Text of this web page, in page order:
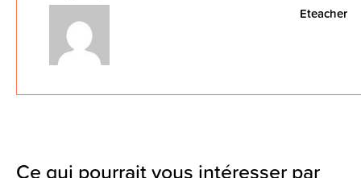
Eteacher
Ce qui pourrait vous intéresser par